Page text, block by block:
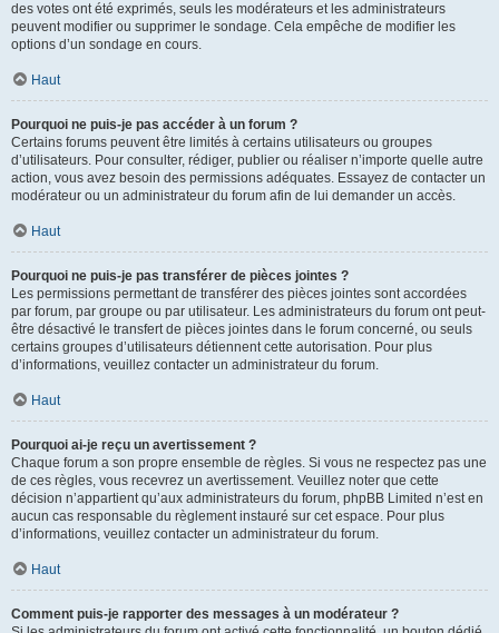
des votes ont été exprimés, seuls les modérateurs et les administrateurs
peuvent modifier ou supprimer le sondage. Cela empêche de modifier les
options d’un sondage en cours.
Haut
Pourquoi ne puis-je pas accéder à un forum ?
Certains forums peuvent être limités à certains utilisateurs ou groupes
d’utilisateurs. Pour consulter, rédiger, publier ou réaliser n’importe quelle autre
action, vous avez besoin des permissions adéquates. Essayez de contacter un
modérateur ou un administrateur du forum afin de lui demander un accès.
Haut
Pourquoi ne puis-je pas transférer de pièces jointes ?
Les permissions permettant de transférer des pièces jointes sont accordées
par forum, par groupe ou par utilisateur. Les administrateurs du forum ont peut-
être désactivé le transfert de pièces jointes dans le forum concerné, ou seuls
certains groupes d’utilisateurs détiennent cette autorisation. Pour plus
d’informations, veuillez contacter un administrateur du forum.
Haut
Pourquoi ai-je reçu un avertissement ?
Chaque forum a son propre ensemble de règles. Si vous ne respectez pas une
de ces règles, vous recevrez un avertissement. Veuillez noter que cette
décision n’appartient qu’aux administrateurs du forum, phpBB Limited n’est en
aucun cas responsable du règlement instauré sur cet espace. Pour plus
d’informations, veuillez contacter un administrateur du forum.
Haut
Comment puis-je rapporter des messages à un modérateur ?